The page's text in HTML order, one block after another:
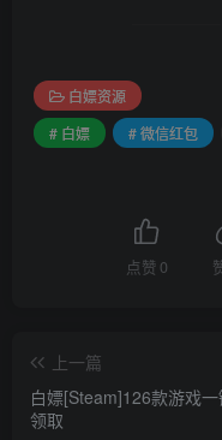
白嫖资源
# 白嫖
# 微信红包
点赞 0
上一篇
白嫖[Steam]126款游戏
领取